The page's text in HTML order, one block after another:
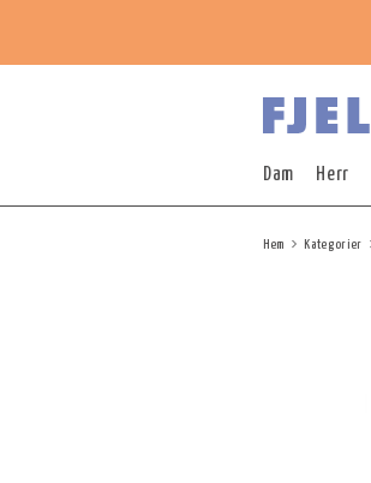
Dam Herr
Hem Kategorier